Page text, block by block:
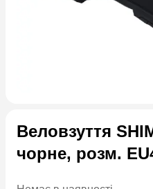
Веловзуття
чорне, розм.